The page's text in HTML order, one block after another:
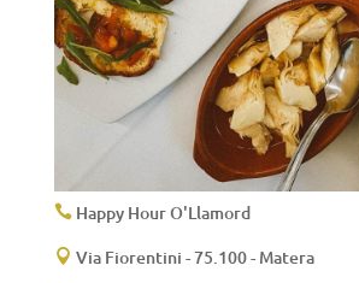
Happy Hour O'Llamord
 Via Fiorentini - 75.100 - Matera